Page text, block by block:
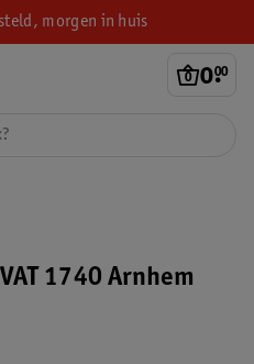
morgen in huis
0.
00
1740 Arnhem